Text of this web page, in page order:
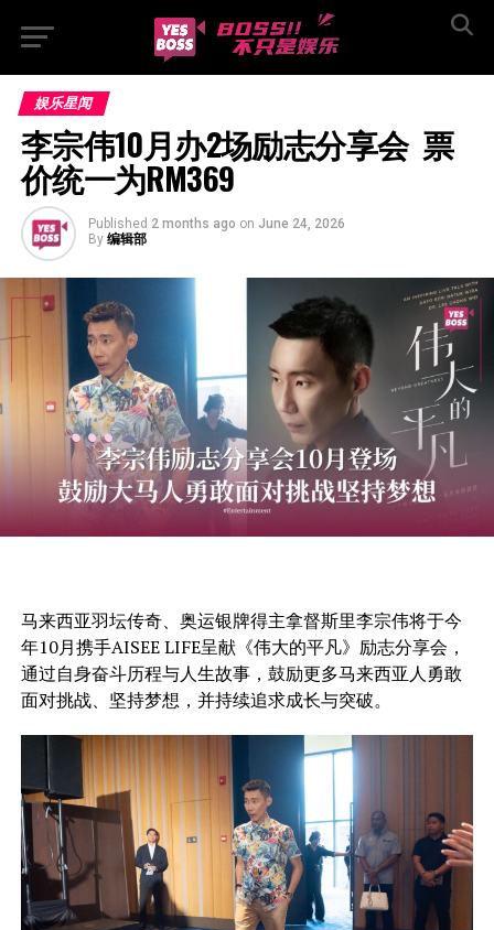
娱乐星闻
李宗伟10月办2场励志分享会  票
价统一为RM369
Published 2 months ago on June 24, 2026
By 编辑部
马来西亚羽坛传奇、奥运银牌得主拿督斯里李宗伟将于今
年10月携手AISEE LIFE呈献《伟大的平凡》励志分享会，
通过自身奋斗历程与人生故事，鼓励更多马来西亚人勇敢
面对挑战、坚持梦想，并持续追求成长与突破。